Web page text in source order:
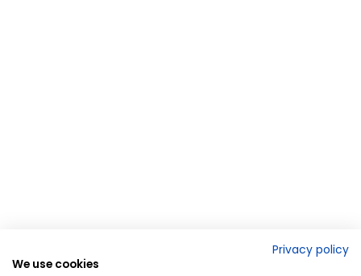
Privacy policy
We use cookies